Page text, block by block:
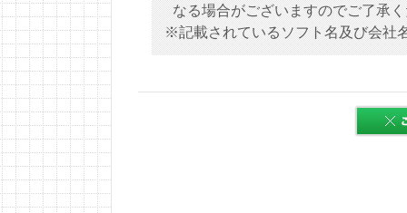
なる場合がございますのでご了承
※記載されているソフト名及び会社